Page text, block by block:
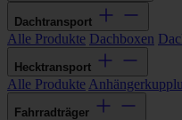
Dachtransport
Alle Produkte Dachboxen
Hecktransport
Alle Produkte
Fahrradträger